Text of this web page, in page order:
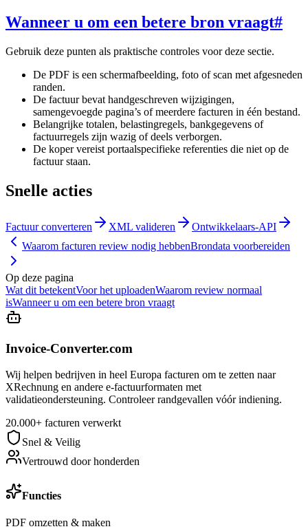
Wanneer u om een betere bron vraagt#
Gebruik deze punten als praktische controles voor deze sectie.
De PDF is een schermafbeelding, foto of scan met afgesneden
randen.
De factuur bevat handgeschreven wijzigingen,
samengevoegde pagina’s of meerdere facturen in één bestand.
Belangrijke totalen, belastingregels, bankgegevens of
factuurregels zijn wazig of deels verborgen.
De koper vereist portaalspecifieke referenties die niet op de
factuur staan.
Snelle acties
Factuur converteren XML valideren
Ontwikkelaars-API
Waarom facturen review nodig hebbenBrondata voorbereiden
Op deze pagina
Wat dit betekentVoor het uploadenWaarom review normaal
isWanneer u om een betere bron vraagt
Invoice-Converter.com
Wij helpen bedrijven in heel Europa facturen om te zetten naar
XRechnung en andere e-factuurformaten met
validatieondersteuning. Controleer randgevallen vóór indiening.
20.000+ facturen verwerkt
Snel & Veilig
Vertrouwd door honderden
Functies
PDF omzetten & maken